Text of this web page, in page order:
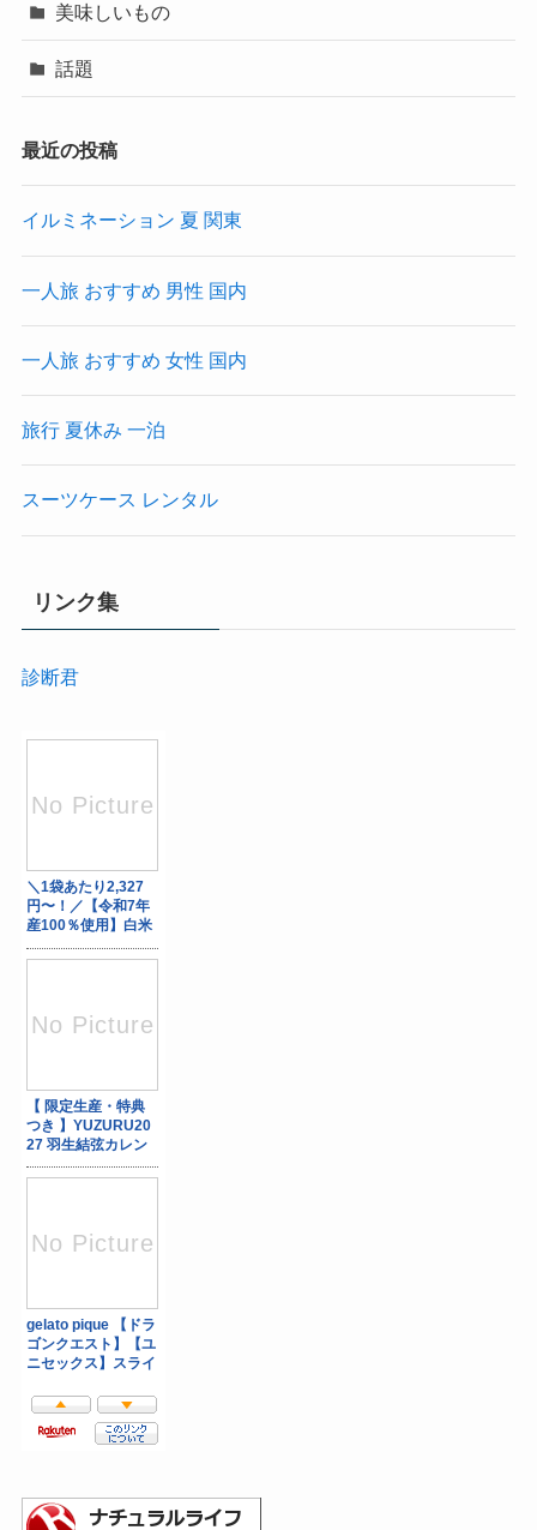
美味しいもの
話題
最近の投稿
イルミネーション 夏 関東
一人旅 おすすめ 男性 国内
一人旅 おすすめ 女性 国内
旅行 夏休み 一泊
スーツケース レンタル
リンク集
診断君